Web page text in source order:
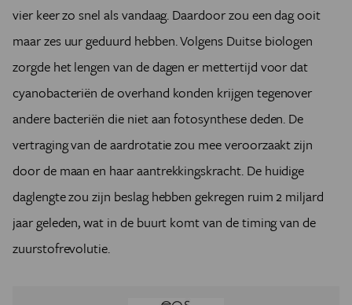
vier keer zo snel als vandaag. Daardoor zou een dag ooit
maar zes uur geduurd hebben. Volgens Duitse biologen
zorgde het lengen van de dagen er mettertijd voor dat
cyanobacteriën de overhand konden krijgen tegenover
andere bacteriën die niet aan fotosynthese deden. De
vertraging van de aardrotatie zou mee veroorzaakt zijn
door de maan en haar aantrekkingskracht. De huidige
daglengte zou zijn beslag hebben gekregen ruim 2 miljard
jaar geleden, wat in de buurt komt van de timing van de
zuurstofrevolutie.